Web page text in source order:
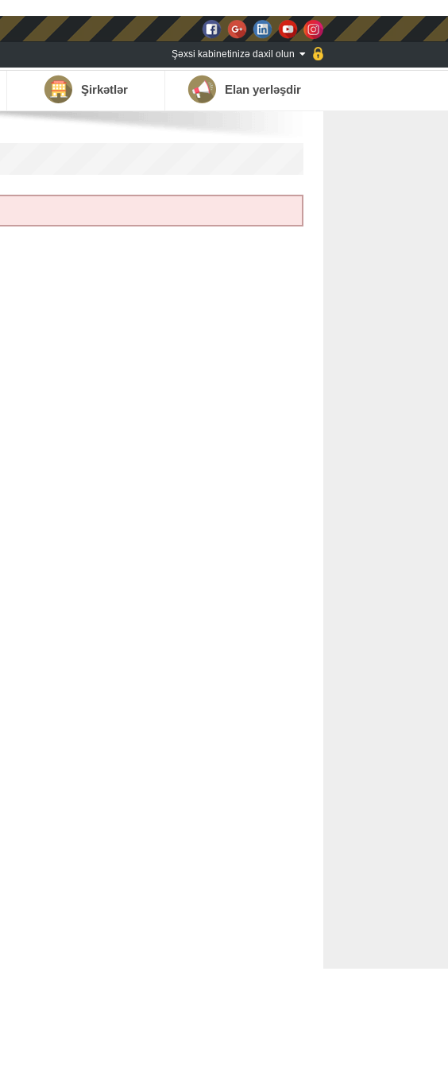
Şəxsi kabinetinizə daxil olun
Şirkətlər Elan yerləşdir